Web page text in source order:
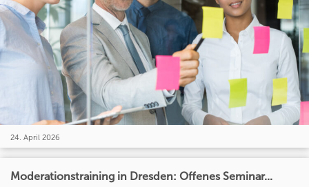
24. April 2026
Moderationstraining in Dresden: Offenes Seminar...